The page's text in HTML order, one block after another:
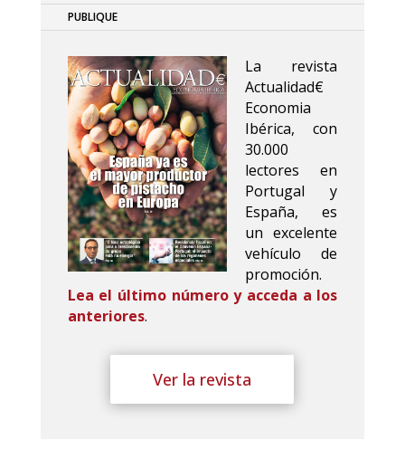
PUBLIQUE
La revista
Actualidad€
Economia
Ibérica, con
30.000
lectores en
Portugal y
España, es
un excelente
vehículo de
promoción.
Lea el último número y acceda a los
anteriores.
Ver la revista